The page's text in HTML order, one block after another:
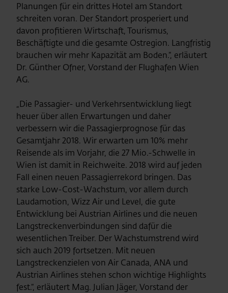
Planungen für ein drittes Hotel am Standort
schreiten voran. Der Standort prosperiert und
davon profitieren Wirtschaft, Tourismus,
Beschäftigte und die gesamte Ostregion. Langfristig
brauchen wir mehr Kapazität am Boden.“, erläutert
Dr. Günther Ofner, Vorstand der Flughafen Wien
AG.
„Die Passagier- und Verkehrsentwicklung liegt
heuer über allen Erwartungen und daher
verbessern wir die Passagierprognose für das
Gesamtjahr 2018. Wir erwarten um 10% mehr
Reisende als im Vorjahr, die 27 Mio.-Schwelle in
Wien ist damit in Reichweite. 2018 wird auf jeden
Fall einen neuen Passagierrekord bringen. Das
starke Low-Cost-Wachstum, vor allem durch
Laudamotion, Wizz Air und Level, die gute
Entwicklung bei Austrian Airlines und die neuen
Langstreckenverbindungen sind dafür die
wesentlichen Treiber. Der Wachstumstrend wird
sich auch 2019 fortsetzen. Mit neuen
Langstreckenzielen von Air Canada, ANA und
Austrian Airlines stehen schon wichtige Highlights
fest.“, erläutert Mag. Julian Jäger, Vorstand der